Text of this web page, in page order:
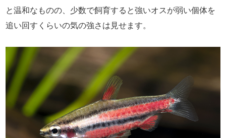
と温和なものの、少数で飼育すると強いオスが弱い個体を
追い回すくらいの気の強さは見せます。